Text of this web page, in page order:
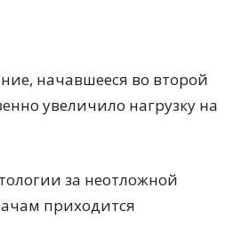
начавшееся во второй
увеличило нагрузку на
за неотложной
приходится